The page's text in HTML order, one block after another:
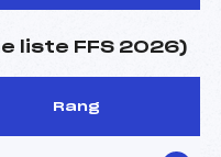
liste FFS 2026)
Rang